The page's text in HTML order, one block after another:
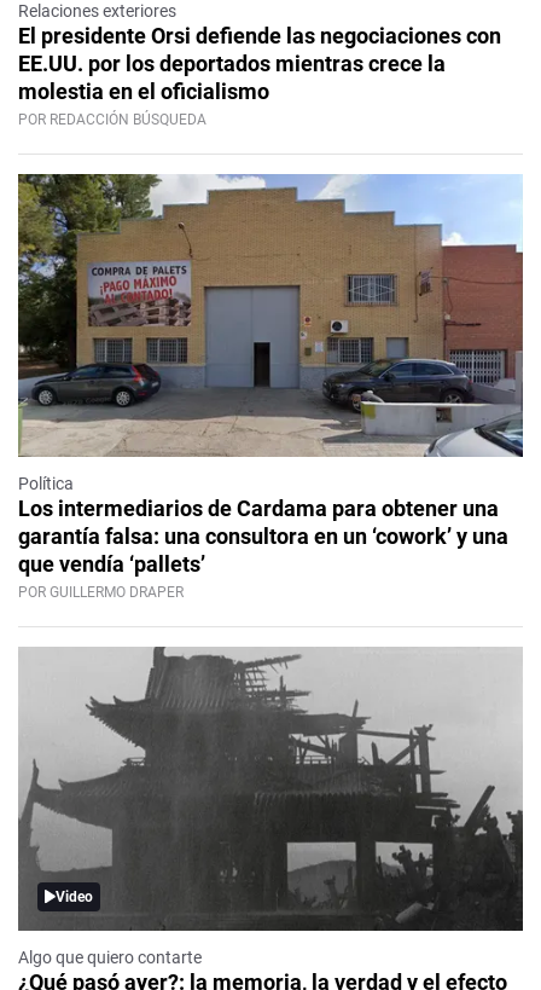
Relaciones exteriores
El presidente Orsi defiende las negociaciones con
EE.UU. por los deportados mientras crece la
molestia en el oficialismo
POR REDACCIÓN BÚSQUEDA
Política
Los intermediarios de Cardama para obtener una
garantía falsa: una consultora en un ‘cowork’ y una
que vendía ‘pallets’
POR GUILLERMO DRAPER
Video
Algo que quiero contarte
¿Qué pasó ayer?: la memoria, la verdad y el efecto